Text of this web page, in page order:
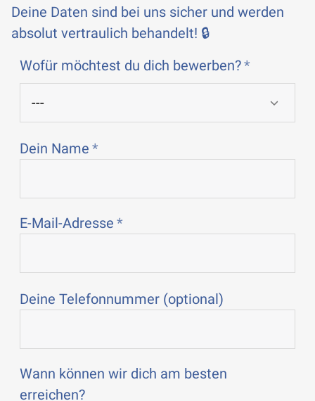
Deine Daten sind bei uns sicher und werden
absolut vertraulich behandelt! 🔒
Wofür möchtest du dich bewerben?
Dein Name
E-Mail-Adresse
Deine Telefonnummer (optional)
Wann können wir dich am besten
erreichen?